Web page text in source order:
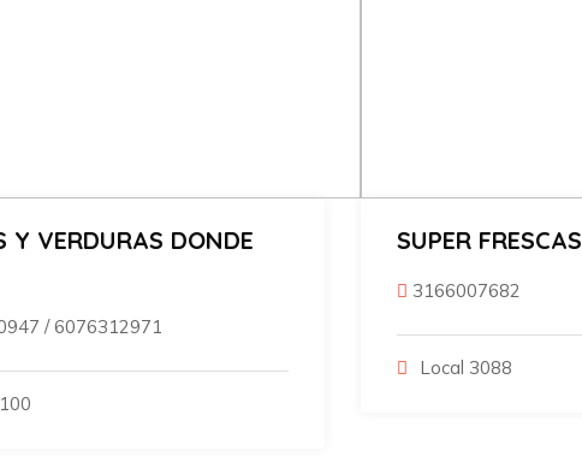
Y VERDURAS DONDE
/6076312971
SUPER FRESCAS
3166007682
Local 3088